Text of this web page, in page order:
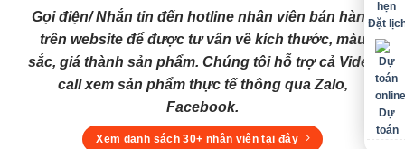
Gọi điện/ Nhắn tin đến hotline nhân viên bán hàng
trên website để được tư vấn về kích thước, màu
sắc, giá thành sản phẩm. Chúng tôi hỗ trợ cả Video
call xem sản phẩm thực tế thông qua Zalo,
Facebook.
Xem danh sách 30+ nhân viên tại đây
Đặt
Dự
toán